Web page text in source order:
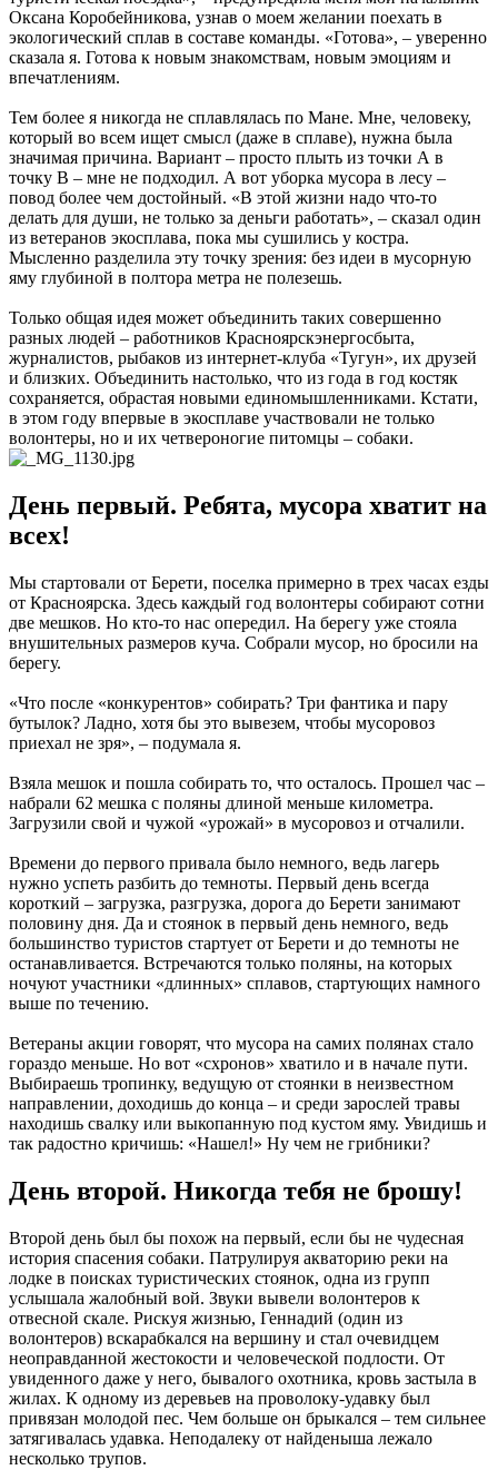
Оксана Коробейникова, узнав о моем желании поехать в
экологический сплав в составе команды. «Готова», – уверенно
сказала я. Готова к новым знакомствам, новым эмоциям и
впечатлениям.
Тем более я никогда не сплавлялась по Мане. Мне, человеку,
который во всем ищет смысл (даже в сплаве), нужна была
значимая причина. Вариант – просто плыть из точки А в
точку В – мне не подходил. А вот уборка мусора в лесу –
повод более чем достойный. «В этой жизни надо что-то
делать для души, не только за деньги работать», – сказал один
из ветеранов экосплава, пока мы сушились у костра.
Мысленно разделила эту точку ­зрения: без идеи в мусорную
яму глубиной в полтора метра не полезешь.
Только общая идея может объединить таких совершенно
разных людей – работников Красноярскэнергосбыта,
журналистов, рыбаков из интернет-клуба «Тугун», их друзей
и близких. Объединить настолько, что из года в год костяк
сохраняется, обрастая новыми единомышленниками. Кстати,
в этом году впервые в экосплаве участвовали не только
волонтеры, но и их четвероногие питомцы – собаки.
День первый. Ребята, мусора хватит на
всех!
Мы стартовали от Берети, поселка примерно в трех часах езды
от Красноярска. Здесь каждый год волонтеры собирают сотни
две мешков. Но кто-то нас опередил. На берегу уже стояла
внушительных размеров куча. Собрали мусор, но бросили на
берегу.
«Что после «конкурентов» собирать? Три фантика и пару
бутылок? Ладно, хотя бы это вывезем, чтобы мусоровоз
приехал не зря», – подумала я.
Взяла мешок и пошла собирать то, что осталось. Прошел час –
набрали 62 мешка с поляны длиной меньше километра.
Загрузили свой и чужой «урожай» в мусоровоз и отчалили.
Времени до первого привала было немного, ведь лагерь
нужно успеть разбить до темноты. Первый день всегда
короткий – загрузка, разгрузка, дорога до Берети занимают
половину дня. Да и стоянок в первый день немного, ведь
большинство туристов стартует от Берети и до темноты не
останавливается. Встречаются только поляны, на которых
ночуют участники «длинных» сплавов, стартующих намного
выше по течению.
Ветераны акции говорят, что мусора на самих полянах стало
гораздо меньше. Но вот «схронов» хватило и в начале пути.
Выбираешь тропинку, ведущую от стоянки в неизвестном
направлении, доходишь до конца – и среди зарослей травы
находишь свалку или выкопанную под кустом яму. Увидишь и
так радостно кричишь: «Нашел!» Ну чем не грибники?
День второй. Никогда тебя не брошу!
Второй день был бы похож на первый, если бы не чудесная
история спасения собаки. Патрулируя акваторию реки на
лодке в поисках туристических стоянок, одна из групп
услышала жалобный вой. Звуки вывели волонтеров к
отвесной скале. Рискуя жизнью, Геннадий (один из
волонтеров) вскарабкался на вершину и стал очевидцем
неоправданной жестокости и человеческой подлости. От
увиденного даже у него, бывалого охотника, кровь застыла в
жилах. К одному из деревьев на проволоку-удавку был
привязан молодой пес. Чем больше он брыкался – тем сильнее
затягивалась удавка. Неподалеку от найденыша лежало
несколько трупов.